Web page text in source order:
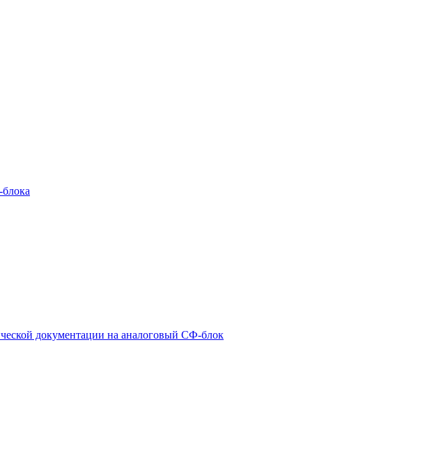
документации на аналоговый СФ-блок